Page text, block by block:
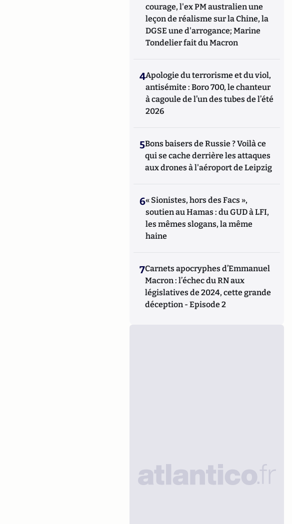
courage, l'ex PM australien une
leçon de réalisme sur la Chine, la
DGSE une d'arrogance; Marine
Tondelier fait du Macron
4Apologie du terrorisme et du viol,
antisémite : Boro 700, le chanteur
à cagoule de l’un des tubes de l’été
2026
5Bons baisers de Russie ? Voilà ce
qui se cache derrière les attaques
aux drones à l'aéroport de Leipzig
6« Sionistes, hors des Facs »,
soutien au Hamas : du GUD à LFI,
les mêmes slogans, la même
haine
7Carnets apocryphes d’Emmanuel
Macron : l’échec du RN aux
législatives de 2024, cette grande
déception - Episode 2